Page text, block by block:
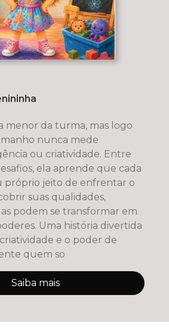
menor da turma, mas logo
nunca mede
ou criatividade. Entre
ela aprende que cada
próprio jeito de enfrentar o
suas qualidades,
podem se transformar em
divertida
e o poder de
quem so
Saiba mais